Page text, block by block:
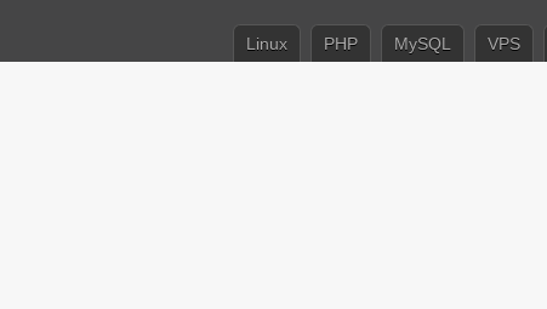
Linux PHP MySQL VPS